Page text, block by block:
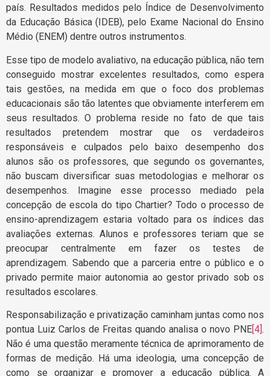
país. Resultados medidos pelo Índice de Desenvolvimento
da Educação Básica (IDEB), pelo Exame Nacional do Ensino
Médio (ENEM) dentre outros instrumentos.
Esse tipo de modelo avaliativo, na educação pública, não tem
conseguido mostrar excelentes resultados, como espera
tais gestões, na medida em que o foco dos problemas
educacionais são tão latentes que obviamente interferem em
seus resultados. O problema reside no fato de que tais
resultados pretendem mostrar que os verdadeiros
responsáveis e culpados pelo baixo desempenho dos
alunos são os professores, que segundo os governantes,
não buscam diversificar suas metodologias e melhorar os
desempenhos. Imagine esse processo mediado pela
concepção de escola do tipo Chartier? Todo o processo de
ensino-aprendizagem estaria voltado para os índices das
avaliações externas. Alunos e professores teriam que se
preocupar centralmente em fazer os testes de
aprendizagem. Sabendo que a parceria entre o público e o
privado permite maior autonomia ao gestor privado sob os
resultados escolares.
Responsabilização e privatização caminham juntas como nos
pontua Luiz Carlos de Freitas quando analisa o novo PNE[4].
Não é uma questão meramente técnica de aprimoramento de
formas de medição. Há uma ideologia, uma concepção de
como se organizar e promover a educação pública. A